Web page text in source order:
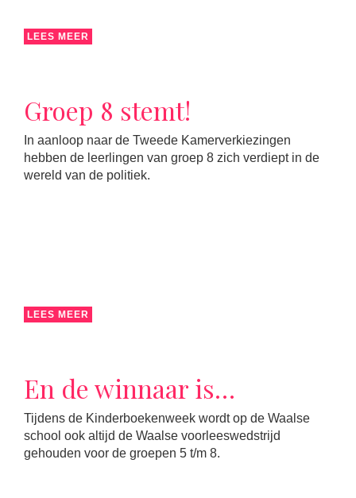
LEES MEER
Groep 8 stemt!
In aanloop naar de Tweede Kamerverkiezingen
hebben de leerlingen van groep 8 zich verdiept in de
wereld van de politiek.
LEES MEER
En de winnaar is…
Tijdens de Kinderboekenweek wordt op de Waalse
school ook altijd de Waalse voorleeswedstrijd
gehouden voor de groepen 5 t/m 8.